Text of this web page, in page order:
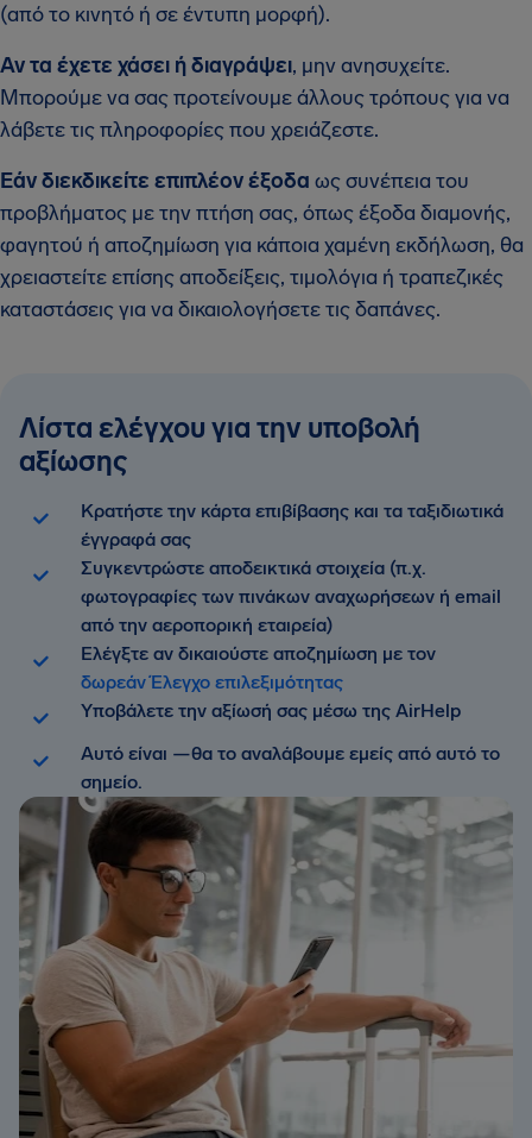
(από το κινητό ή σε έντυπη μορφή).
Αν τα έχετε χάσει ή διαγράψει, μην ανησυχείτε.
Μπορούμε να σας προτείνουμε άλλους τρόπους για να
λάβετε τις πληροφορίες που χρειάζεστε.
Εάν διεκδικείτε επιπλέον έξοδα ως συνέπεια του
προβλήματος με την πτήση σας, όπως έξοδα διαμονής,
φαγητού ή αποζημίωση για κάποια χαμένη εκδήλωση, θα
χρειαστείτε επίσης αποδείξεις, τιμολόγια ή τραπεζικές
καταστάσεις για να δικαιολογήσετε τις δαπάνες.
Λίστα ελέγχου για την υποβολή
αξίωσης
Κρατήστε την κάρτα επιβίβασης και τα ταξιδιωτικά
έγγραφά σας
Συγκεντρώστε αποδεικτικά στοιχεία (π.χ.
φωτογραφίες των πινάκων αναχωρήσεων ή email
από την αεροπορική εταιρεία)
Ελέγξτε αν δικαιούστε αποζημίωση με τον
δωρεάν Έλεγχο επιλεξιμότητας
Υποβάλετε την αξίωσή σας μέσω της AirHelp
Αυτό είναι —θα το αναλάβουμε εμείς από αυτό το
σημείο.